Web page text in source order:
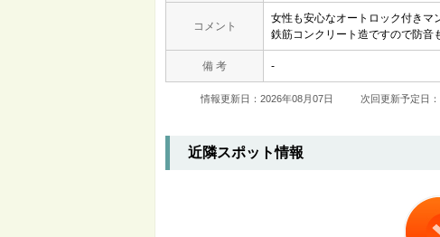
コメント
女性も安心なオートロック付きマ
鉄筋コンクリート造ですので防音
備 考 -
情報更新日：2026年08月07日 次回更新予定日
近隣スポット情報